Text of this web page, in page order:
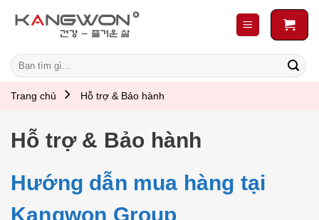
Search
for:
Trang chủ Hỗ trợ & Bảo hành
Hỗ trợ & Bảo hành
Hướng dẫn mua hàng tại
Kangwon Group